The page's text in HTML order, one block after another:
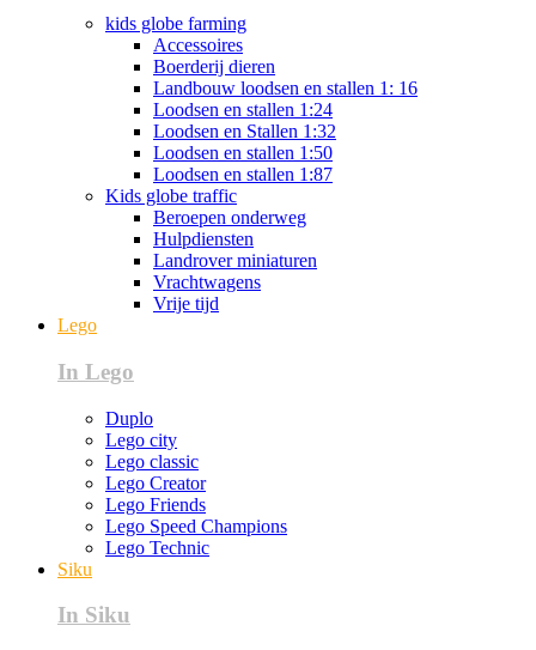
kids globe farming
Accessoires
Boerderij dieren
Landbouw loodsen en stallen 1: 16
Loodsen en stallen 1:24
Loodsen en Stallen 1:32
Loodsen en stallen 1:50
Loodsen en stallen 1:87
Kids globe traffic
Beroepen onderweg
Hulpdiensten
Landrover miniaturen
Vrachtwagens
Vrije tijd
Lego
In Lego
Duplo
Lego city
Lego classic
Lego Creator
Lego Friends
Lego Speed Champions
Lego Technic
Siku
In Siku